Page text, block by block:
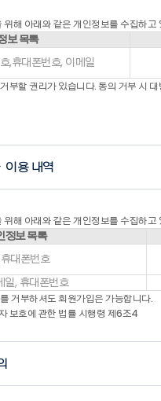
신기본법, 전기통신사업법 및 기
다음과 같습니다.
접속하여 이 약관에 따라 “회사”
“서비스” 이용을 위하여 “회원”
은 “아이디”와 일치되는 “회원”
”를 이용함에 있어 “서비스상”
스 개통 이후 이용계약을 해약하는
에서 정하지 아니한 것은 관계
신청자”)는 홈페이지 상의 가입
한 후 “위의 이용약관에 동의하십
하여 “서비스” 이용을 승낙함을
한 경우
해 아래와 같은 개인정보를 수집하고
보 목록
,휴대폰번호, 이메일
부할 권리가 있습니다. 동의 거부 시
이용 내역
해 아래와 같은 개인정보를 수집하고
정보 목록
대폰번호
일, 휴대폰번호
거부하셔도 회원가입은 가능합니다.
보호에 관한 법률 시행령 제6조4